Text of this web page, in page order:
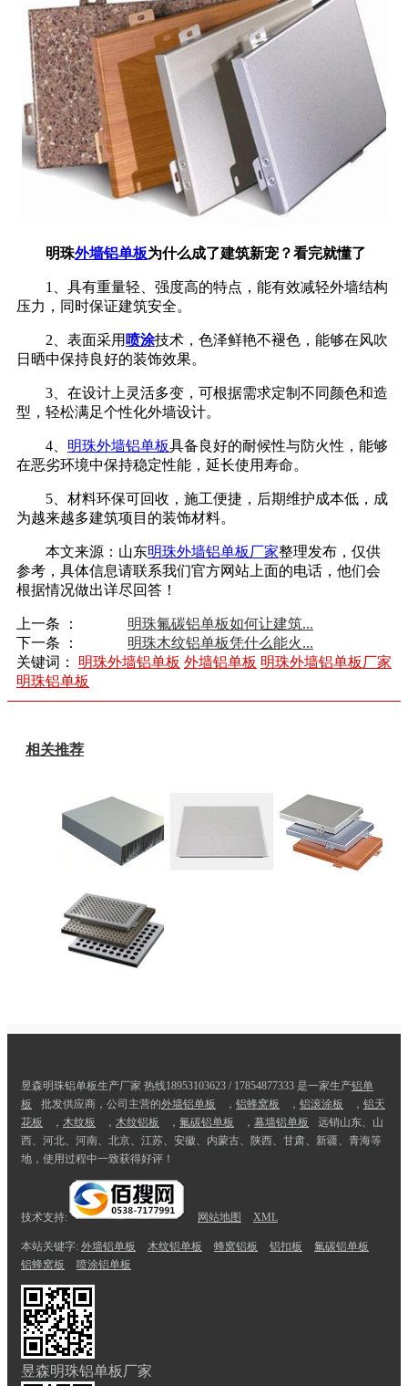
明珠外墙铝单板为什么成了建筑新宠？看完就懂了
1、具有重量轻、强度高的特点，能有效减轻外墙结构
压力，同时保证建筑安全。
2、表面采用 喷涂技术，色泽鲜艳不褪色，能够在风吹
日晒中保持良好的装饰效果。
3、在设计上灵活多变，可根据需求定制不同颜色和造
型，轻松满足个性化外墙设计。
4、 明珠外墙铝单板具备良好的耐候性与防火性，能够
在恶劣环境中保持稳定性能，延长使用寿命。
5、材料环保可回收，施工便捷，后期维护成本低，成
为越来越多建筑项目的装饰材料。
本文来源：山东明珠外墙铝单板厂家整理发布，仅供
参考，具体信息请联系我们官方网站上面的电话，他们会
根据情况做出详尽回答！
上一条 ：
明珠氟碳铝单板如何让建筑...
下一条 ：
明珠木纹铝单板凭什么能火...
关键词： 明珠外墙铝单板 外墙铝单板 明珠外墙铝单板厂家
明珠铝单板
相关推荐
昱森明珠铝单板生产厂家 热线18953103623 / 17854877333 是一家生产铝单
板
批发供应商，公司主营的外墙铝单板 ， 铝蜂窝板 ， 铝滚涂板 ， 铝天
花板
， 木纹板 ， 木纹铝板 ， 氟碳铝单板 ， 幕墙铝单板
远销山东、山
西、河北、河南、北京、江苏、安徽、内蒙古、陕西、甘肃、新疆、青海等
地，使用过程中一致获得好评！
技术支持: 网站地图 XML
本站关键字: 外墙铝单板 木纹铝单板 蜂窝铝板 铝扣板
氟碳铝单板
铝蜂窝板
喷涂铝单板
昱森明珠铝单板厂家